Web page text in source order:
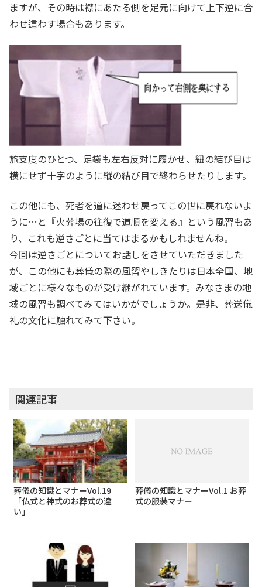
ますが、その時は襟にあたる側を足元に向けて上下逆に合
わせ這わす場合もあります。
旅支度のひとつ、足袋も左右反対に履かせ、紐の結び目は
横にせず十字のように縦の結び目で終わらせたりします。
この他にも、死者を道に迷わせ戻ってこの世に戻れないよ
うに…と『火葬場の往復で道順を変える』という風習もあ
り、これも逆さごとに当てはまるかもしれませんね。
今回は逆さごとについてお話しをさせていただきました
が、この他にも葬儀の際の風習やしきたりは日本全国、地
域ごとに様々なものが受け継がれています。みなさまの地
域の風習も調べてみてはいかがでしょうか。是非、葬送儀
礼の文化に触れてみて下さい。
関連記事
葬儀の知識とマナーVol.19
「仏式と神式のお葬式の違
い」
葬儀の知識とマナーVol.1 お葬
式の服装マナー